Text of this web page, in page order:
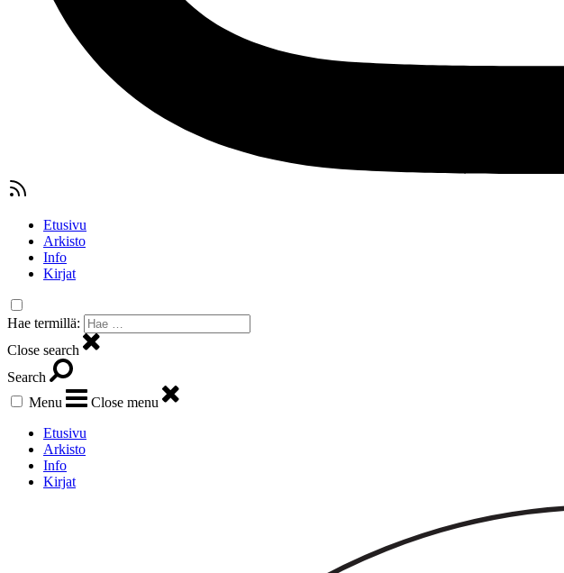
Etusivu
Arkisto
Info
Kirjat
Hae termillä:
Close search
Search
Menu
Close menu
Etusivu
Arkisto
Info
Kirjat